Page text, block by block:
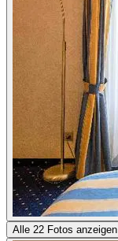
Alle 22 Fotos anzeigen